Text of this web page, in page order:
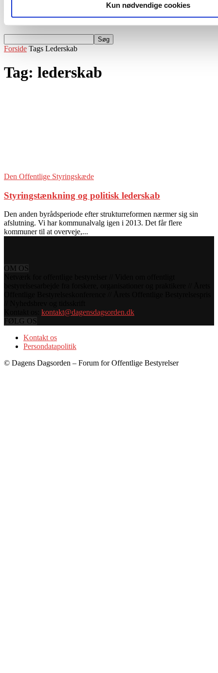
Kun nødvendige cookies
Forside Tags Lederskab
Tag: lederskab
Den Offentlige Styringskæde
Styringstænkning og politisk lederskab
Den anden byrådsperiode efter strukturreformen nærmer sig sin
afslutning. Vi har kommunalvalg igen i 2013. Det får flere
kommuner til at overveje,...
OM OS
kontakt@dagensdagsorden.dk
FØLG OS
Kontakt os
Persondatapolitik
© Dagens Dagsorden – Forum for Offentlige Bestyrelser